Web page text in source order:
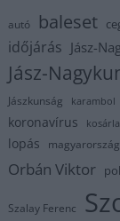
autó baleset
időjárás Jász-
Jász-
Jászkunság karambol
koronavírus
lopás magyarország
Orbán Viktor
Szalay Ferenc